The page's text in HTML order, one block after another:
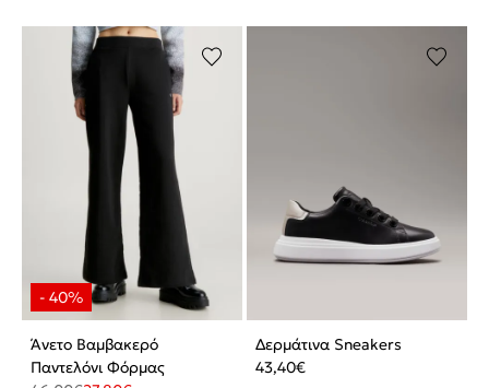
Άνετο Βαμβακερό
Παντελόνι Φόρμας
Δερμάτινα Sneakers
43,40€